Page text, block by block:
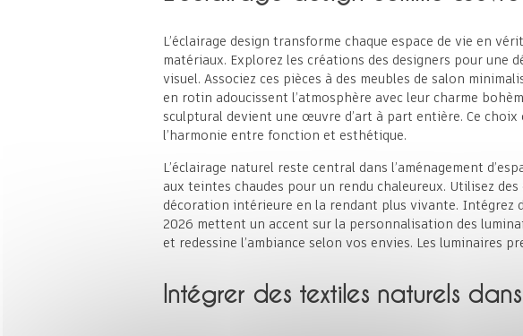
L’éclairage design transforme chaque espace de vie en
matériaux. Explorez les créations des designers pour une
visuel. Associez ces pièces à des meubles de salon
en rotin adoucissent l’atmosphère avec leur charme
sculptural devient une œuvre d’art à part entière. Ce
l’harmonie entre fonction et esthétique.
L’éclairage naturel reste central dans l’aménagement
aux teintes chaudes pour un rendu chaleureux. Utilisez
décoration intérieure en la rendant plus vivante. Intégrez
2026 mettent un accent sur la personnalisation des
et redessine l’ambiance selon vos envies. Les luminaires
Intégrer des textiles naturels